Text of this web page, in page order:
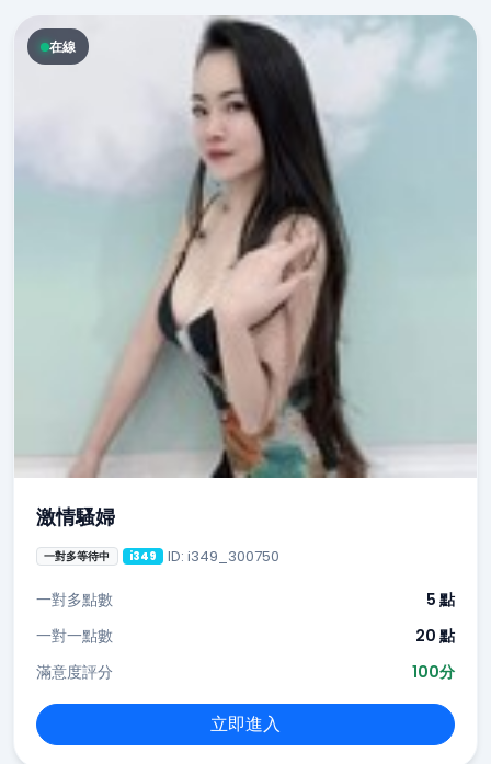
在線
激情騷婦
一對多等待中 i349 ID: i349_300750
一對多點數
5 點
一對一點數
20 點
滿意度評分
100分
立即進入